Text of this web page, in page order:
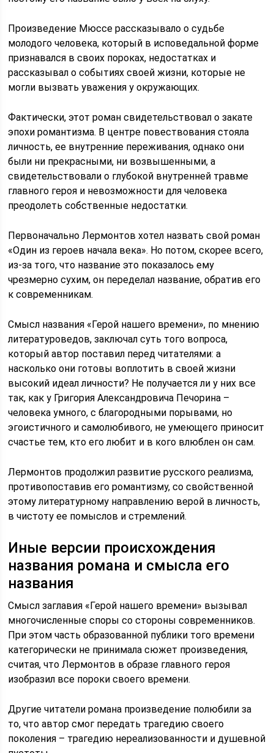
Произведение Мюссе рассказывало о судьбе
молодого человека, который в исповедальной форме
признавался в своих пороках, недостатках и
рассказывал о событиях своей жизни, которые не
могли вызвать уважения у окружающих.
Фактически, этот роман свидетельствовал о закате
эпохи романтизма. В центре повествования стояла
личность, ее внутренние переживания, однако они
были ни прекрасными, ни возвышенными, а
свидетельствовали о глубокой внутренней травме
главного героя и невозможности для человека
преодолеть собственные недостатки.
Первоначально Лермонтов хотел назвать свой роман
«Один из героев начала века». Но потом, скорее всего,
из-за того, что название это показалось ему
чрезмерно сухим, он переделал название, обратив его
к современникам.
Смысл названия «Герой нашего времени», по мнению
литературоведов, заключал суть того вопроса,
который автор поставил перед читателями: а
насколько они готовы воплотить в своей жизни
высокий идеал личности? Не получается ли у них все
так, как у Григория Александровича Печорина –
человека умного, с благородными порывами, но
эгоистичного и самолюбивого, не умеющего приносит
счастье тем, кто его любит и в кого влюблен он сам.
Лермонтов продолжил развитие русского реализма,
противопоставив его романтизму, со свойственной
этому литературному направлению верой в личность,
в чистоту ее помыслов и стремлений.
Иные версии происхождения
названия романа и смысла его
названия
Смысл заглавия «Герой нашего времени» вызывал
многочисленные споры со стороны современников.
При этом часть образованной публики того времени
категорически не принимала сюжет произведения,
считая, что Лермонтов в образе главного героя
изобразил все пороки своего времени.
Другие читатели романа произведение полюбили за
то, что автор смог передать трагедию своего
поколения – трагедию нереализованности и душевной